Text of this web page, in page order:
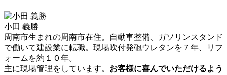
小田 義勝
周南市生まれの周南市在住。自動車整備、ガソリンスタンド
で働いて建設業に転職。現場吹付発砲ウレタンを７年、リフ
ォームを約１０年。
主に現場管理をしています。 お客様に喜んでいただけるよう